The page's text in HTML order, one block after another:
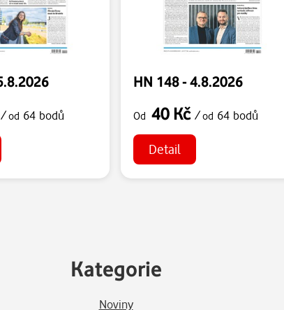
/od 64 bodů
HN 148 - 4.8.2026
Od 40 Kč/od 64 bodů
Detail
Kategorie
Noviny